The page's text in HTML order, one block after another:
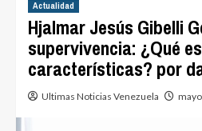
Actualidad
Hjalmar Jesús Gibelli
supervivencia: ¿Qué
características? por
Ultimas Noticias Venezuela